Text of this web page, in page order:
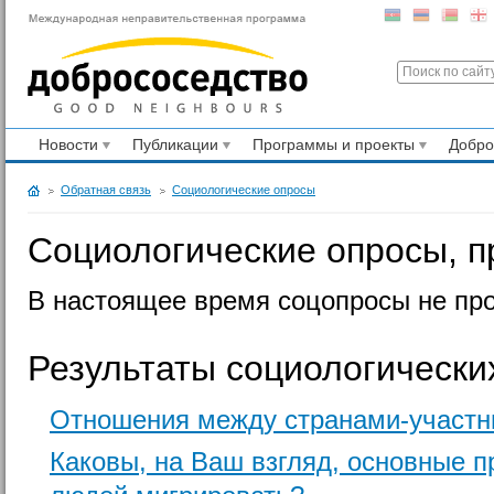
Новости Публикации Программы и проекты
Обратная связь Социологические опросы
Социологические опросы,
В настоящее время соцопросы не
Результаты
Отношения между странами-
Каковы, на Ваш взгляд, основные